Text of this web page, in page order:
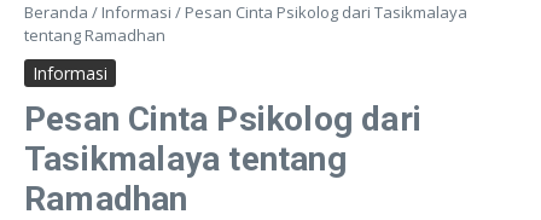
Beranda / Informasi / Pesan Cinta Psikolog dari Tasikmalaya
tentang Ramadhan
Informasi
Pesan Cinta Psikolog dari
Tasikmalaya tentang
Ramadhan